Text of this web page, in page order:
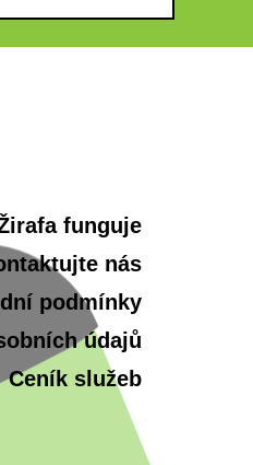
funguje
nás
podmínky
údajů
Ceník služeb